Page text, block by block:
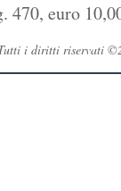
470, euro
i diritti riservati